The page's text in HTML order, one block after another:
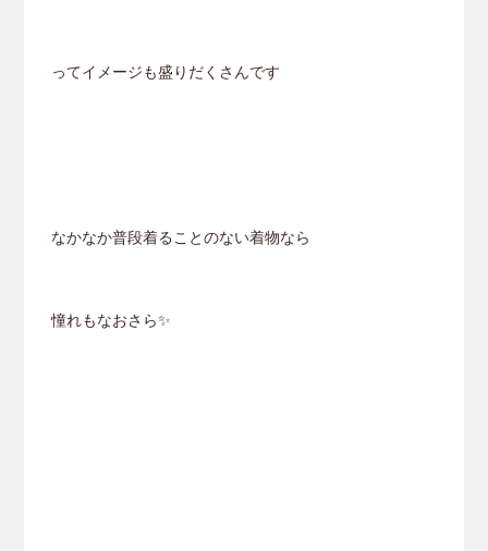
ってイメージも盛りだくさんです
なかなか普段着ることのない着物なら
憧れもなおさら✨